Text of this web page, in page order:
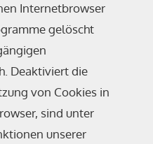
Internetbrowser
gelöscht
Deaktiviert die
von Cookies in
sind unter
unserer